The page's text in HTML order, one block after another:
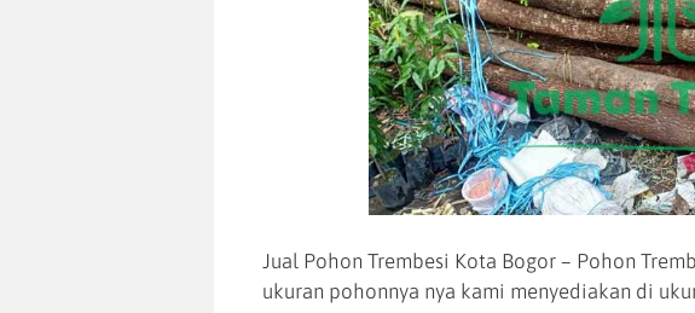
Jual Pohon Trembesi Kota Bogor – Pohon
ukuran pohonnya nya kami menyediakan di